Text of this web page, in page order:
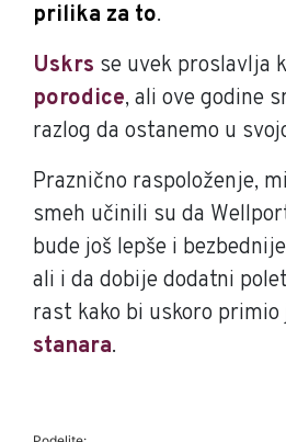
prilika za to.
Uskrs se uvek proslavlja
porodice, ali ove godine
razlog da ostanemo u
Praznično raspoloženje,
smeh učinili su da
bude još lepše i
ali i da dobije dodatni
rast kako bi uskoro primio
stanara.